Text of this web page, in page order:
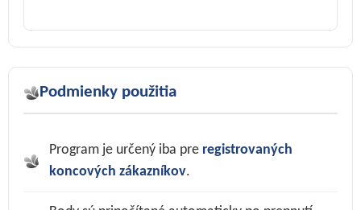
Podmienky použitia
Program je určený iba pre registrovaných
koncových zákazníkov.